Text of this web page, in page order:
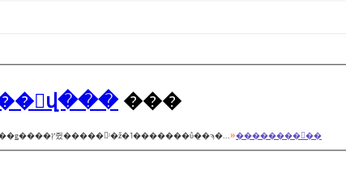
���
��FOMA�ϥ�����ɤȤ��Ƴ�ȯ���줿F900iT����ܤ��줿���ǥ����ץ쥤�����󥰡ʲ�ž�˥�������ΰ�̣�ϡ�...»��������򸫤��